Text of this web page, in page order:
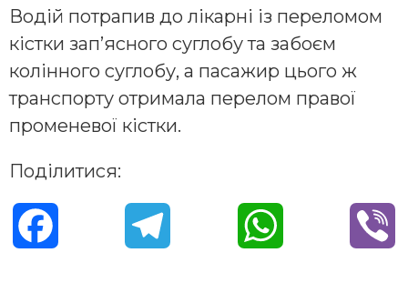
Водій потрапив до лікарні із переломом
кістки зап’ясного суглобу та забоєм
колінного суглобу, а пасажир цього ж
транспорту отримала перелом правої
променевої кістки.
Поділитися: